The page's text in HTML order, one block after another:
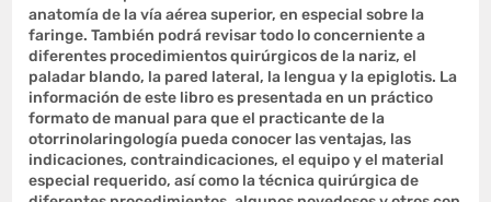
anatomía de la vía aérea superior, en especial sobre la
faringe. También podrá revisar todo lo concerniente a
diferentes procedimientos quirúrgicos de la nariz, el
paladar blando, la pared lateral, la lengua y la epiglotis. La
información de este libro es presentada en un práctico
formato de manual para que el practicante de la
otorrinolaringología pueda conocer las ventajas, las
indicaciones, contraindicaciones, el equipo y el material
especial requerido, así como la técnica quirúrgica de